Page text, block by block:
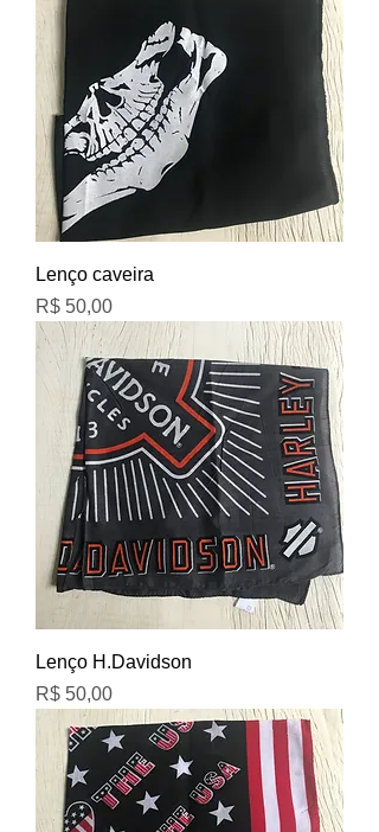
Lenço caveira
Preço
R$ 50,00
Lenço H.Davidson
Preço
R$ 50,00